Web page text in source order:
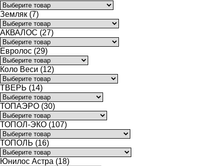
Земляк (7)
АКВАЛОС (27)
Евролос (29)
Коло Веси (12)
ТВЕРЬ (14)
ТОПАЭРО (30)
ТОПОЛ-ЭКО (107)
ТОПОЛЬ (16)
Юнилос Астра (18)